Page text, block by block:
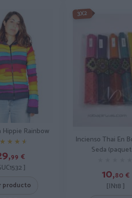
Hippie Rainbow
99 €
]
producto
3X2
Incienso Thai En
Seda
10,80 €
[IN18 ]